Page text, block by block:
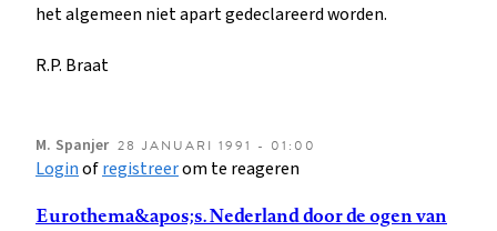
het algemeen niet apart gedeclareerd worden.
R.P. Braat
M. Spanjer 28 JANUARI 1991 - 01:00
Loginofregistreerom te reageren
Eurothema&apos;s. Nederland door de ogen van